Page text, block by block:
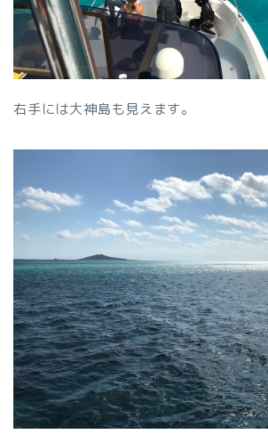
右手には大神島も見えます。